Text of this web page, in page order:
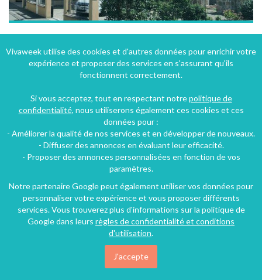
Aux pieds des vignes et châteaux
Bergheim (16 km), Haut-Rhin, Alsace, Grand Est, France
54€/nuit
Vivaweek utilise des cookies et d'autres données pour enrichir votre
expérience et proposer des services en s'assurant qu'ils
fonctionnent correctement.
Si vous acceptez, tout en respectant notrepolitique de
confidentialité, nous utiliserons également ces cookies et ces
données pour :
- Améliorer la qualité de nos services et en développer de nouveaux.
- Diffuser des annonces en évaluant leur efficacité.
- Proposer des annonces personnalisées en fonction de vos
paramètres.
Notre partenaire Google peut également utiliser vos données pour
personnaliser votre expérience et vous proposer différents
services. Vous trouverez plus d'informations sur la politique de
Google dans leurs règles de confidentialité et conditions
d'utilisation.
J'accepte